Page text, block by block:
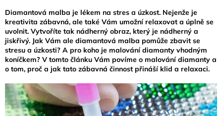
Diamantová malba je lékem na stres a úzkost. Nejenže je
kreativita zábavná, ale také Vám umožní relaxovat a úplně se
uvolnit. Vytvoříte tak nádherný obraz, který je nádherný a
jiskřivý. Jak Vám ale diamantová malba pomůže zbavit se
stresu a úzkosti? A pro koho je malování diamanty vhodným
koníčkem? V tomto článku Vám povíme o malování diamanty a
o tom, proč a jak tato zábavná činnost přináší klid a relaxaci.